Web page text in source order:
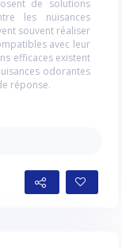
de solutions
les nuisances
souvent réaliser
avec leur
efficaces existent
odorantes
réponse.